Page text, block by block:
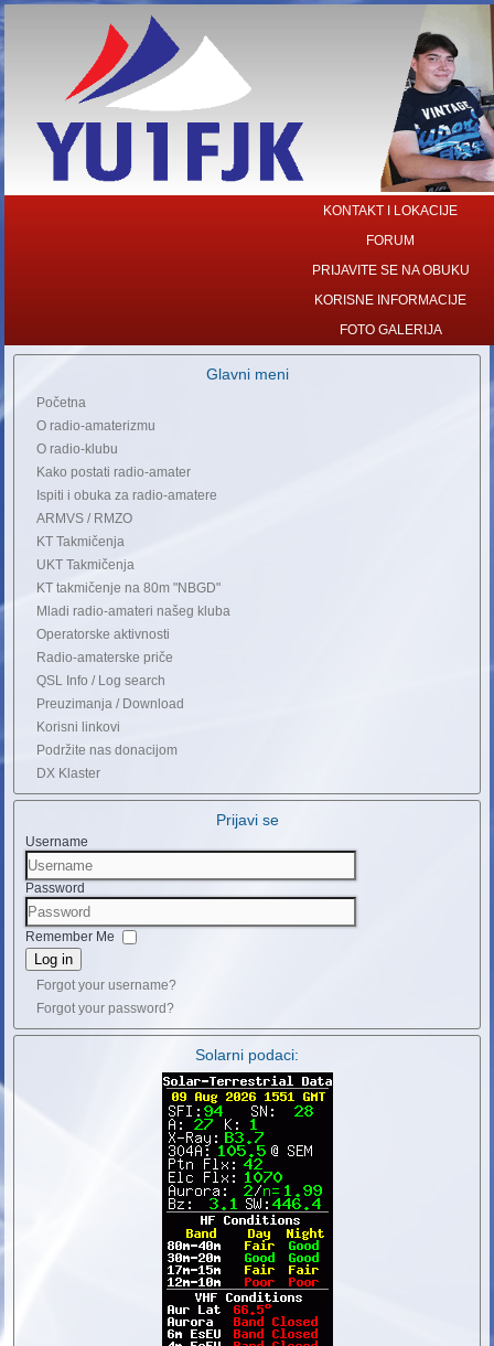
KONTAKT I LOKACIJE
FORUM
PRIJAVITE SE NA OBUKU
KORISNE INFORMACIJE
FOTO GALERIJA
Glavni meni
Početna
O radio-amaterizmu
O radio-klubu
Kako postati radio-amater
Ispiti i obuka za radio-amatere
ARMVS / RMZO
KT Takmičenja
UKT Takmičenja
KT takmičenje na 80m "NBGD"
Mladi radio-amateri našeg kluba
Operatorske aktivnosti
Radio-amaterske priče
QSL Info / Log search
Preuzimanja / Download
Korisni linkovi
Podržite nas donacijom
DX Klaster
Prijavi se
Username
Password
Remember Me
Log in
Forgot your username?
Forgot your password?
Solarni podaci: